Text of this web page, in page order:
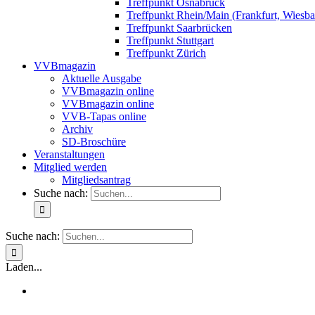
Treffpunkt Osnabrück
Treffpunkt Rhein/Main (Frankfurt,
Treffpunkt Saarbrücken
Treffpunkt Stuttgart
Treffpunkt Zürich
VVBmagazin
Aktuelle Ausgabe
VVBmagazin online
VVBmagazin online
VVB-Tapas online
Archiv
SD-Broschüre
Veranstaltungen
Mitglied werden
Mitgliedsantrag
Suche nach:
Suche nach:
Laden...